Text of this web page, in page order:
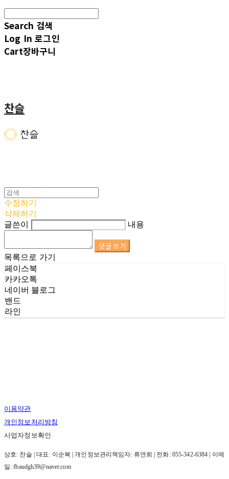
Search 검색
Log In 로그인
Cart장바구니
찬슬
수정하기
삭제하기
글쓴이
내용
댓글 쓰기
목록으로 가기
페이스북
카카오톡
네이버 블로그
밴드
라인
이용약관
개인정보처리방침
사업자정보확인
상호: 찬슬 | 대표: 이순복 | 개인정보관리책임자: 류연희 | 전화: 055-342-6384 | 이메
일: fbaudgh39@naver.com